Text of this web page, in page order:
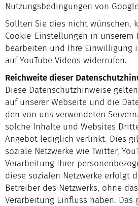
Nutzungsbedingungen von
Sollten Sie dies nicht wünschen,
Cookie-Einstellungen in unserem
bearbeiten und Ihre Einwilligung
auf YouTube Videos widerrufen.
Reichweite dieser
Diese Datenschutzhinweise
auf unserer Webseite und die
den von uns verwendeten
solche Inhalte und Websites
Angebot lediglich verlinkt. Dies
soziale Netzwerke wie Twitter,
Verarbeitung Ihrer
diese sozialen Netzwerke erfolgt
Betreiber des Netzwerks, ohne
Verarbeitung Einfluss haben.